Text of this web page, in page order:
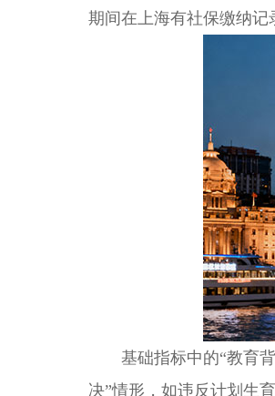
期间在上海有社保缴纳记
基础指标中的“教育背
决”情形，如违反计划生